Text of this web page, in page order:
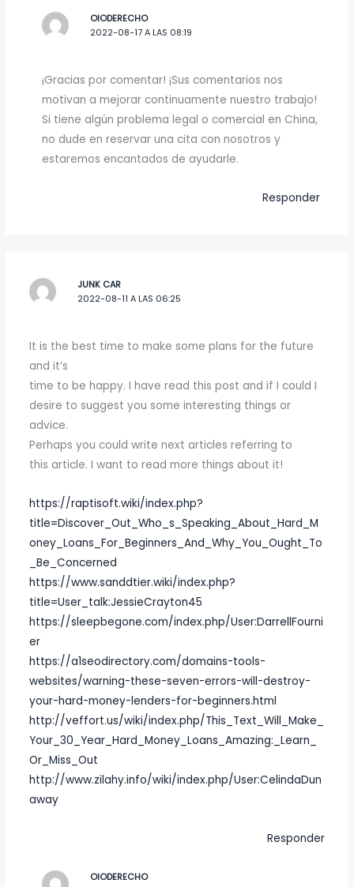
OIODERECHO
2022-08-17 A LAS 08:19
¡Gracias por comentar! ¡Sus comentarios nos
motivan a mejorar continuamente nuestro trabajo!
Si tiene algún problema legal o comercial en China,
no dude en reservar una cita con nosotros y
estaremos encantados de ayudarle.
Responder
JUNK CAR
2022-08-11 A LAS 06:25
It is the best time to make some plans for the future
and it’s
time to be happy. I have read this post and if I could I
desire to suggest you some interesting things or
advice.
Perhaps you could write next articles referring to
this article. I want to read more things about it!
https://raptisoft.wiki/index.php?
title=Discover_Out_Who_s_Speaking_About_Hard_M
oney_Loans_For_Beginners_And_Why_You_Ought_To
_Be_Concerned
https://www.sanddtier.wiki/index.php?
title=User_talk:JessieCrayton45
https://sleepbegone.com/index.php/User:DarrellFourni
er
https://a1seodirectory.com/domains-tools-
websites/warning-these-seven-errors-will-destroy-
your-hard-money-lenders-for-beginners.html
http://veffort.us/wiki/index.php/This_Text_Will_Make_
Your_30_Year_Hard_Money_Loans_Amazing:_Learn_
Or_Miss_Out
http://www.zilahy.info/wiki/index.php/User:CelindaDun
away
Responder
OIODERECHO